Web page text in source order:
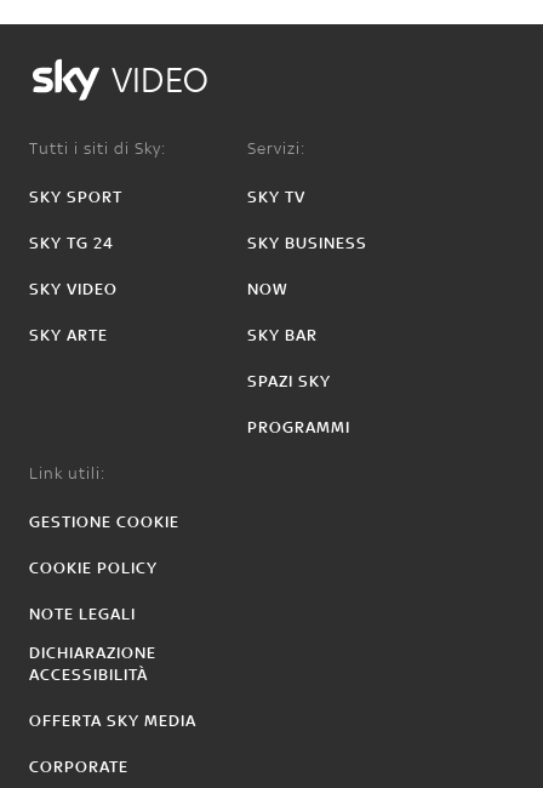
VIDEO
Tutti i siti di Sky:
SKY SPORT
SKY TG 24
SKY VIDEO
SKY ARTE
Servizi:
SKY TV
SKY BUSINESS
NOW
SKY BAR
SPAZI SKY
PROGRAMMI
Link utili:
GESTIONE COOKIE
COOKIE POLICY
NOTE LEGALI
DICHIARAZIONE
ACCESSIBILITÀ
OFFERTA SKY MEDIA
CORPORATE